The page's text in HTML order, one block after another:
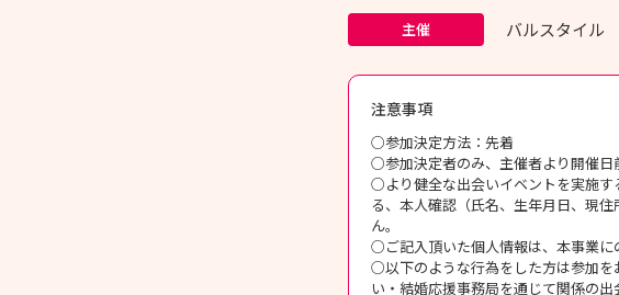
主催 バルスタイル
注意事項
○参加決定方法：先着
○参加決定者のみ、主催者より開催日
○より健全な出会いイベントを実施す
る、本人確認（氏名、生年月日、現
ん。
○ご記入頂いた個人情報は、本事業に
○以下のような行為をした方は参加を
い・結婚応援事務局を通じて関係の